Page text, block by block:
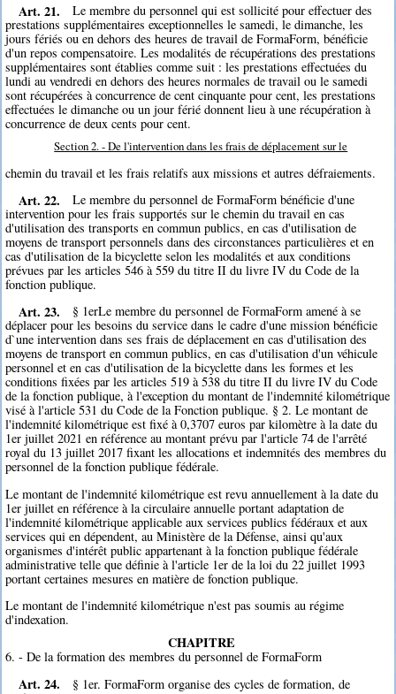
Art. 21.
Le membre du personnel qui est sollicité pour effectuer des
prestations supplémentaires exceptionnelles le samedi, le dimanche, les
jours fériés ou en dehors des heures de travail de FormaForm, bénéficie
d'un repos compensatoire. Les modalités de récupérations des prestations
supplémentaires sont établies comme suit : les prestations effectuées du
lundi au vendredi en dehors des heures normales de travail ou le samedi
sont récupérées à concurrence de cent cinquante pour cent, les prestations
effectuées le dimanche ou un jour férié donnent lieu à une récupération à
concurrence de deux cents pour cent.
Section 2. - De l'intervention dans les frais de déplacement sur le
chemin du travail et les frais relatifs aux missions et autres défraiements.
Art. 22.
Le membre du personnel de FormaForm bénéficie d'une
intervention pour les frais supportés sur le chemin du travail en cas
d'utilisation des transports en commun publics, en cas d'utilisation de
moyens de transport personnels dans des circonstances particulières et en
cas d'utilisation de la bicyclette selon les modalités et aux conditions
prévues par les articles 546 à 559 du titre II du livre IV du Code de la
fonction publique.
Art. 23.
§ 1erLe membre du personnel de FormaForm amené à se
déplacer pour les besoins du service dans le cadre d'une mission bénéficie
d`une intervention dans ses frais de déplacement en cas d'utilisation des
moyens de transport en commun publics, en cas d'utilisation d'un véhicule
personnel et en cas d'utilisation de la bicyclette dans les formes et les
conditions fixées par les articles 519 à 538 du titre II du livre IV du Code
de la fonction publique, à l'exception du montant de l'indemnité kilométrique
visé à l'article 531 du Code de la Fonction publique. § 2. Le montant de
l'indemnité kilométrique est fixé à 0,3707 euros par kilomètre à la date du
1er juillet 2021 en référence au montant prévu par l'article 74 de l'arrêté
royal du 13 juillet 2017 fixant les allocations et indemnités des membres du
personnel de la fonction publique fédérale.
Le montant de l'indemnité kilométrique est revu annuellement à la date du
1er juillet en référence à la circulaire annuelle portant adaptation de
l'indemnité kilométrique applicable aux services publics fédéraux et aux
services qui en dépendent, au Ministère de la Défense, ainsi qu'aux
organismes d'intérêt public appartenant à la fonction publique fédérale
administrative telle que définie à l'article 1er de la loi du 22 juillet 1993
portant certaines mesures en matière de fonction publique.
Le montant de l'indemnité kilométrique n'est pas soumis au régime
d'indexation.
CHAPITRE
6. - De la formation des membres du personnel de FormaForm
Art. 24.
§ 1er. FormaForm organise des cycles de formation, de